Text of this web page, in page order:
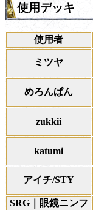
使用デッキ
使用者
ミツヤ
めろんぱん
zukkii
katumi
アイチ/STY
SRG｜眼鏡ニンフ